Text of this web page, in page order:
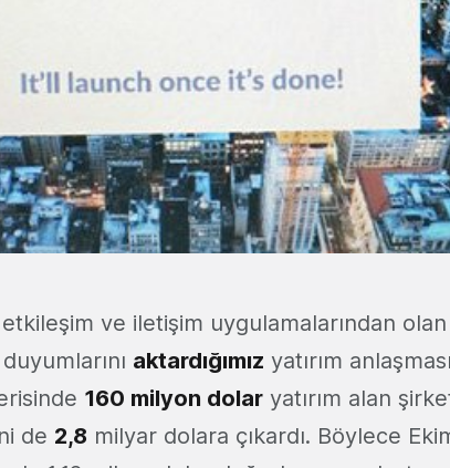
ve iletişim uygulamalarından
aktardığımız yatırım
160 milyon dolar yatırım alan
de 2,8 milyar dolara çıkardı. Böylece